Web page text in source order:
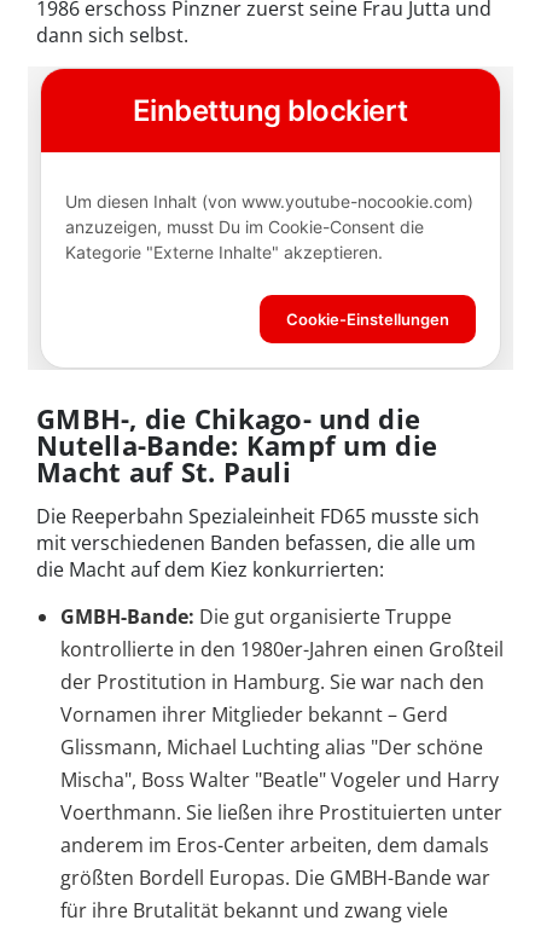
1986 erschoss Pinzner zuerst seine Frau Jutta und
dann sich selbst.
GMBH-, die Chikago- und die
Nutella-Bande: Kampf um die
Macht auf St. Pauli
Die Reeperbahn Spezialeinheit FD65 musste sich
mit verschiedenen Banden befassen, die alle um
die Macht auf dem Kiez konkurrierten:
GMBH-Bande: Die gut organisierte Truppe
kontrollierte in den 1980er-Jahren einen Großteil
der Prostitution in Hamburg. Sie war nach den
Vornamen ihrer Mitglieder bekannt – Gerd
Glissmann, Michael Luchting alias "Der schöne
Mischa", Boss Walter "Beatle" Vogeler und Harry
Voerthmann. Sie ließen ihre Prostituierten unter
anderem im Eros-Center arbeiten, dem damals
größten Bordell Europas. Die GMBH-Bande war
für ihre Brutalität bekannt und zwang viele